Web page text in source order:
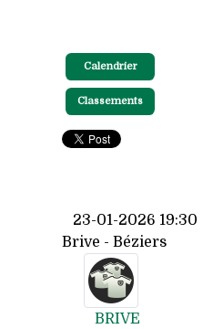
Calendrier
Classements
23-01-2026 19:30
Brive - Béziers
BRIVE